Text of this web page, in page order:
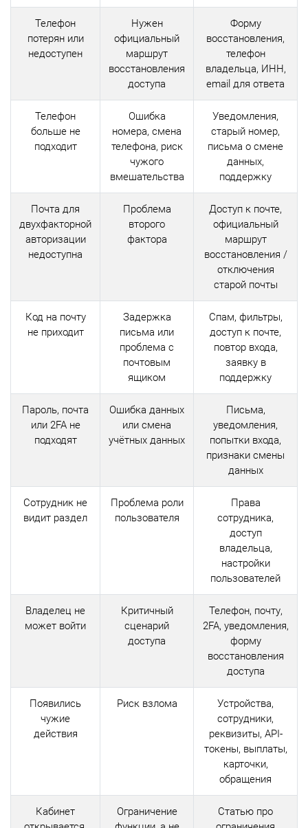
Телефон
потерян или
недоступен
Нужен
официальный
маршрут
восстановления
доступа
Форму
восстановления,
телефон
владельца, ИНН,
email для ответа
Телефон
больше не
подходит
Ошибка
номера, смена
телефона, риск
чужого
вмешательства
Уведомления,
старый номер,
письма о смене
данных,
поддержку
Почта для
двухфакторной
авторизации
недоступна
Проблема
второго
фактора
Доступ к почте,
официальный
маршрут
восстановления /
отключения
старой почты
Код на почту
не приходит
Задержка
письма или
проблема с
почтовым
ящиком
Спам, фильтры,
доступ к почте,
повтор входа,
заявку в
поддержку
Пароль, почта
или 2FA не
подходят
Ошибка данных
или смена
учётных данных
Письма,
уведомления,
попытки входа,
признаки смены
данных
Сотрудник не
видит раздел
Проблема роли
пользователя
Права
сотрудника,
доступ
владельца,
настройки
пользователей
Владелец не
может войти
Критичный
сценарий
доступа
Телефон, почту,
2FA, уведомления,
форму
восстановления
доступа
Появились
чужие
действия
Риск взлома
Устройства,
сотрудники,
реквизиты, API-
токены, выплаты,
карточки,
обращения
Кабинет
Ограничение
Статью про